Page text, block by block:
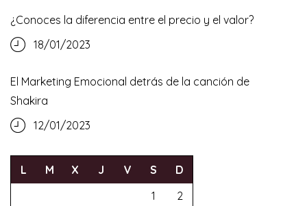
¿Conoces la diferencia entre el precio y el valor?
18/01/2023
El Marketing Emocional detrás de la canción de
Shakira
12/01/2023
L M X J V S
D
1
2